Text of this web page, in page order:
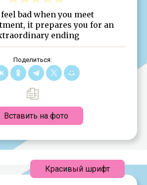
bad when you meet
it prepares you for an
ending
Поделиться:
Вставить на фото
Красивый шрифт